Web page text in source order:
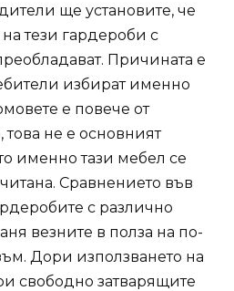
ще установите, че
тези гардероби с
Причината е
избират именно
е повече от
това не е основният
именно тази мебел се
Сравнението във
с различно
везните в полза на по-
Дори използването на
свободно затварящите